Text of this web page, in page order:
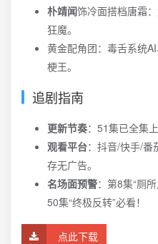
朴靖闻饰冷面搭档唐霜
狂魔。
黄金配角团：毒舌系统
梗王。
追剧指南
更新节奏：51集已全集
观看平台：抖音/快手/番
存无广告。
名场面预警：第8集“厕
50集“终极反转”必看！
点此下载